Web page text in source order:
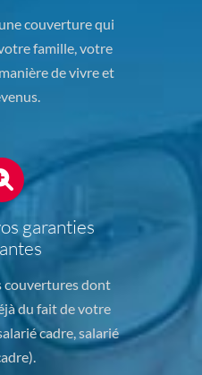
couverture qui
famille, votre
de vivre et
garanties
couvertures dont
du fait de votre
cadre, salarié